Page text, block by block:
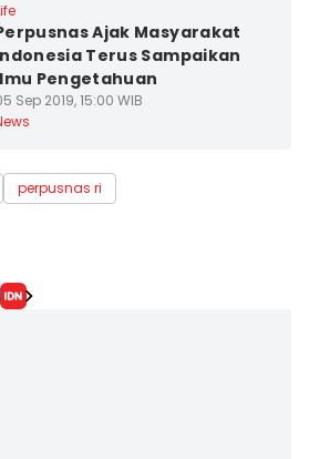
Ajak Masyarakat
Terus Sampaikan
Pengetahuan
Sep 2019, 15:00 WIB
perpusnas ri